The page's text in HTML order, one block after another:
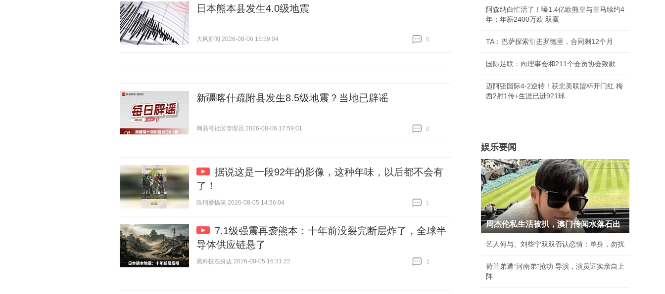
日本熊本县发生4.0级地震
大风新闻 2026-08-06 15:59:04
0
新疆喀什疏附县发生8.5级地震？当地已辟谣
网易号社区管理员 2026-08-06 17:59:01
0
据说这是一段92年的影像，这种年味，以后都不会有
了！
陈翔爱搞笑 2026-08-05 14:36:04
1
7.1级强震再袭熊本：十年前没裂完断层炸了，全球半
导体供应链悬了
黑科技在身边 2026-08-05 16:31:22
3
阿森纳白忙活了！曝1.4亿欧熊皇与皇马续约4
年：年薪2400万欧 双赢
TA：巴萨探索引进罗德里，合同剩12个月
国际足联：向理事会和211个会员协会致歉
迈阿密国际4-2逆转！获北美联盟杯开门红 梅
西2射1传+生涯已进921球
娱乐要闻
周杰伦私生活被扒，澳门传闻水落石出
艺人何与、刘些宁双双否认恋情：单身，勿扰
荷兰弟遭“河南弟”抢功 导演，演员证实亲自上
阵